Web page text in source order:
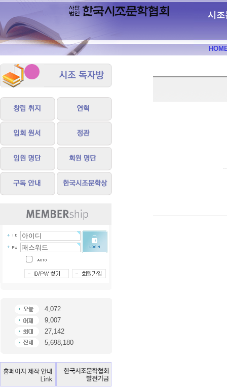
시조
4,072
9,007
27,142
5,698,180